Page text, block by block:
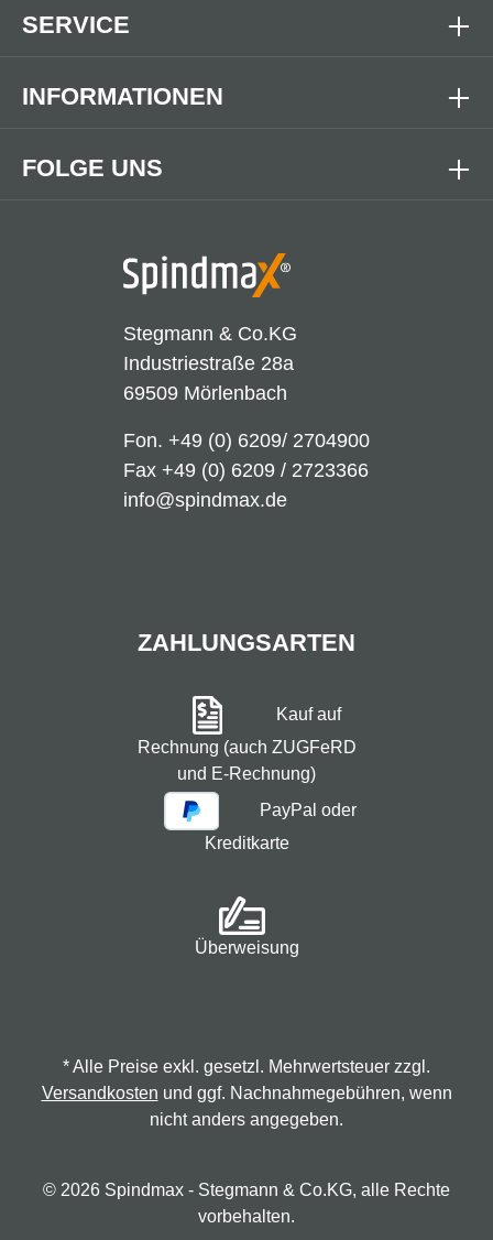
Stegmann & Co.KG
Industriestraße 28a
69509 Mörlenbach
Fon. +49 (0) 6209/ 2704900
Fax +49 (0) 6209 / 2723366
info@spindmax.de
FOLGE UNS
SERVICE
INFORMATIONEN
ZAHLUNGSARTEN
Kauf auf
Rechnung (auch ZUGFeRD
und E-Rechnung)
PayPal oder
Kreditkarte
Überweisung
* Alle Preise exkl. gesetzl. Mehrwertsteuer zzgl.
Versandkosten und ggf. Nachnahmegebühren, wenn
nicht anders angegeben.
© 2026 Spindmax - Stegmann & Co.KG, alle Rechte
vorbehalten.